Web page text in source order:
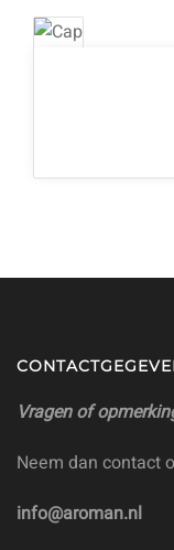
Vragen of
Neem dan contact
info@aroman.nl